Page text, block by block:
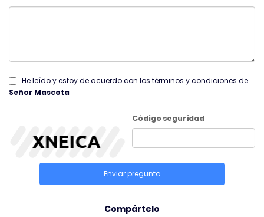
He leído y estoy de acuerdo con los términos y condiciones de
Señor Mascota
Código seguridad
Enviar pregunta
Compártelo